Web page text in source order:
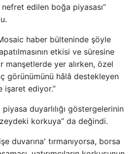
edilen boğa piyasası”
haber bülteninde şöyle
etkisi ve süresine
manşetlerde yer alırken, özel
görünümünü hâlâ destekleyen
işaret ediyor.”
duyarlılığı göstergelerinin
korkuya” da değindi.
duvarına' tırmanıyorsa, borsa